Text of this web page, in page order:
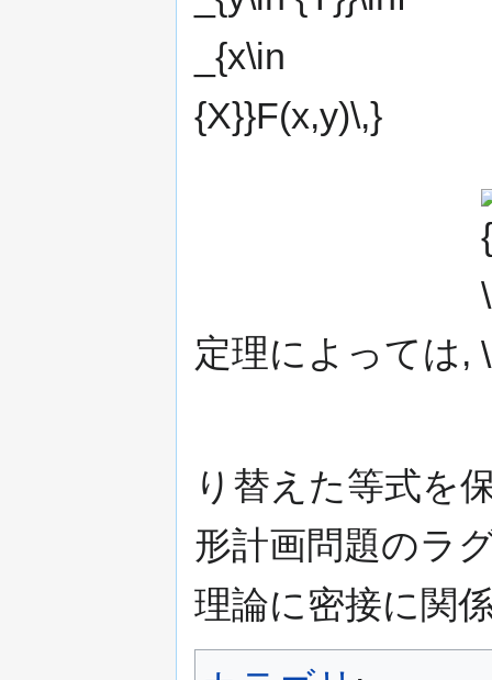
定理によっては,
り替えた等式を
形計画問題のラ
理論に密接に関